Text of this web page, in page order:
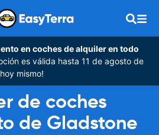
en coches de alquiler en todo
es válida hasta 11 de agosto de
mismo!
de coches
de Gladstone